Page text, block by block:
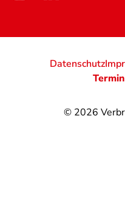
© 2026
Datenschutz